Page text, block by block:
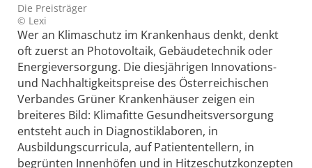
Die Preisträger
© Lexi
Wer an Klimaschutz im Krankenhaus denkt, denkt
oft zuerst an Photovoltaik, Gebäudetechnik oder
Energieversorgung. Die diesjährigen Innovations-
und Nachhaltigkeitspreise des Österreichischen
Verbandes Grüner Krankenhäuser zeigen ein
breiteres Bild: Klimafitte Gesundheitsversorgung
entsteht auch in Diagnostiklaboren, in
Ausbildungscurricula, auf Patiententellern, in
begrünten Innenhöfen und in Hitzeschutzkonzepten